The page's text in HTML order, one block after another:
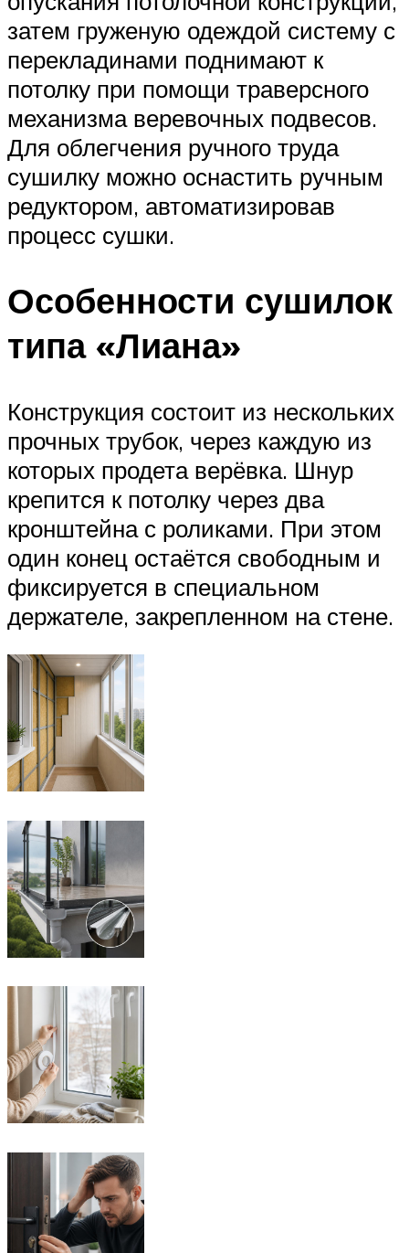
затем груженую одеждой систему с
перекладинами поднимают к
потолку при помощи траверсного
механизма веревочных подвесов.
Для облегчения ручного труда
сушилку можно оснастить ручным
редуктором, автоматизировав
процесс сушки.
Особенности сушилок
типа «Лиана»
Конструкция состоит из нескольких
прочных трубок, через каждую из
которых продета верёвка. Шнур
крепится к потолку через два
кронштейна с роликами. При этом
один конец остаётся свободным и
фиксируется в специальном
держателе, закрепленном на стене.